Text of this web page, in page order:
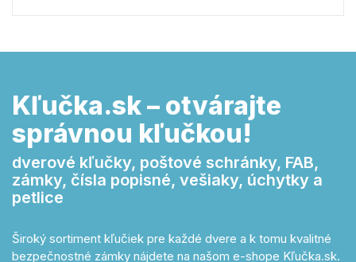
Kľučka.sk – otvárajte
správnou kľučkou!
dverové kľučky, poštové schránky, FAB,
zámky, čísla popisné, vešiaky, úchytky a
petlice
Široký sortiment kľučiek pre každé dvere a k tomu kvalitné
bezpečnostné zámky nájdete na našom e-shope Kľučka.sk.